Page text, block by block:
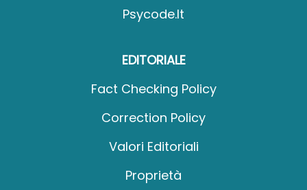
Psycode.it
EDITORIALE
Fact Checking Policy
Correction Policy
Valori Editoriali
Proprietà